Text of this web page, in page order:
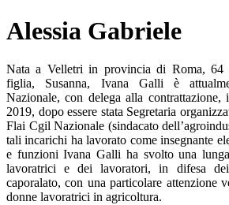
Alessia Gabriele
Nata a Velletri in provincia di Roma, 64
figlia, Susanna, Ivana Galli è
Nazionale, con delega alla contrattazione,
2019, dopo essere stata Segretaria
Flai Cgil Nazionale (sindacato
tali incarichi ha lavorato come insegnante
e funzioni Ivana Galli ha svolto una
lavoratrici e dei lavoratori, in difesa
caporalato, con una particolare attenzione
donne lavoratrici in agricoltura.